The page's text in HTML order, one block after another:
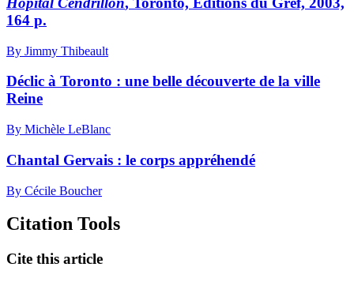
164 p.
By Jimmy Thibeault
Déclic à Toronto : une belle découverte de la ville
Reine
By Michèle LeBlanc
Chantal Gervais : le corps appréhendé
By Cécile Boucher
Citation Tools
Cite this article